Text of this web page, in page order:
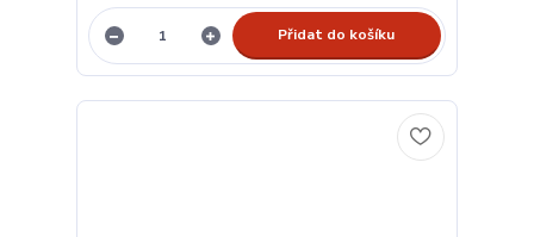
Přidat do košíku